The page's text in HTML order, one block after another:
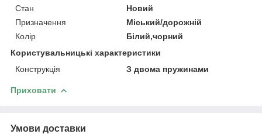
Стан
Новий
Призначення
Міський/дорожній
Колір
Білий,чорний
Користувальницькі характеристики
Конструкція
З двома пружинами
Приховати
Умови доставки